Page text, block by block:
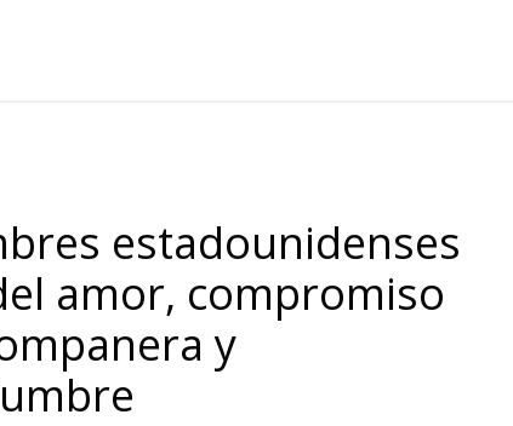
estadounidenses
amor, compromiso
y